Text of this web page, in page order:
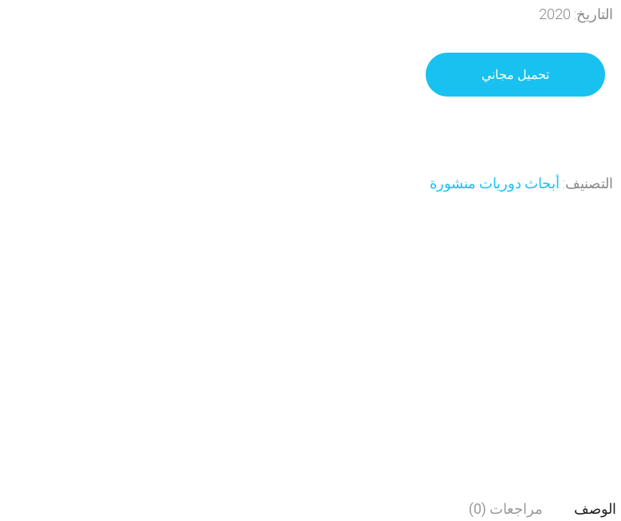
التاريخ: 2020
تحميل مجاني
التصنيف: أبحاث دوريات منشورة
الوصف مراجعات (0)